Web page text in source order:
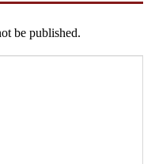
be published.